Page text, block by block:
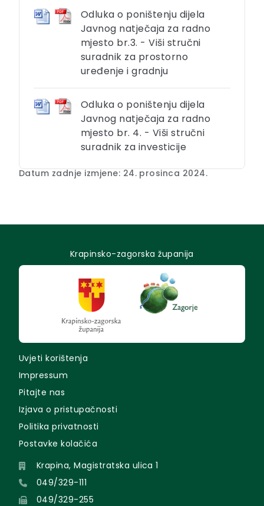
Odluka o poništenju dijela
Javnog natječaja za radno
mjesto br.3. - Viši stručni
suradnik za prostorno
uređenje i gradnju
Odluka o poništenju dijela
Javnog natječaja za radno
mjesto br. 4. - Viši stručni
suradnik za investicije
Datum zadnje izmjene: 24. prosinca 2024.
Krapinsko-zagorska županija
Uvjeti korištenja
Impressum
Pitajte nas
Izjava o pristupačnosti
Politika privatnosti
Postavke kolačića
Krapina, Magistratska ulica 1
049/329-111
049/329-255